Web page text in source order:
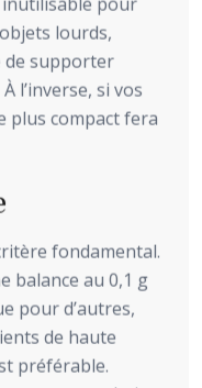
pour
lourds,
de supporter
l’inverse, si vos
plus compact fera
fondamental.
balance au 0,1 g
pour d’autres,
de haute
préférable.